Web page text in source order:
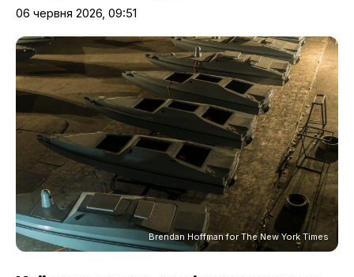
06 червня 2026, 09:51
Brendan Hoffman for The New York Times